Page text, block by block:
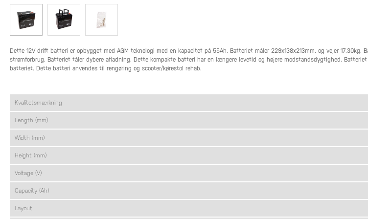
Dette 12V drift batteri er opbygget med AGM teknologi med en kapacitet på 55Ah. Batteriet måler 229x138x213mm. og vejer
strømforbrug. Batteriet tåler dybere afladning. Dette kompakte batteri har en længere levetid og højere modstandsdygtighed.
batteriet. Dette batteri anvendes til rengøring og scooter/kørestol rehab.
Kvalitetsmærkning
Length (mm)
Width (mm)
Height (mm)
Voltage (V)
Capacity (Ah)
Layout